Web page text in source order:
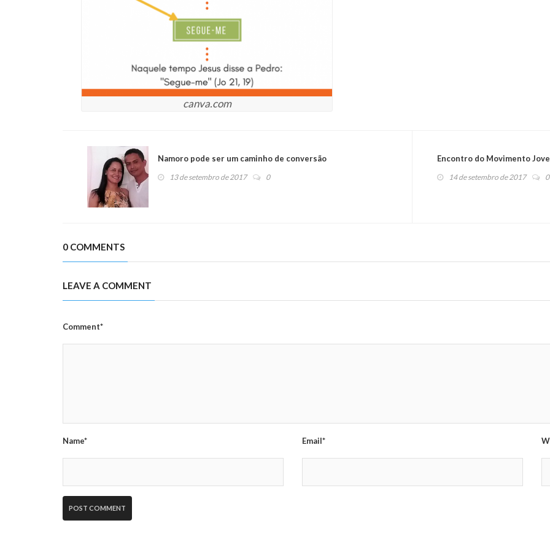
canva.com
Namoro pode ser um caminho de conversão
13 de setembro de 2017 0
Encontro do Movimento
14 de setembro de 2017 0
0 COMMENTS
LEAVE A COMMENT
Comment*
Name* Email*